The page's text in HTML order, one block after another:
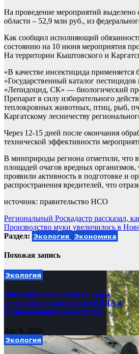
На проведение мероприятий выделено
области – 52,9 млн руб., из
Как сообщил исполняющий
состоянию на 10 июня мероприятия
На территории Кыштовского и
«В качестве инсектицида
«Государственный каталог
«Лепидоцид, СК» — биологический
Препарат в силу избирательного
теплокровных животных, птиц, рыб,
Каргатскому лесничеству
Через 12-15 дней после окончания
технической эффективности
В минприроды региона отметили, что
площадей очагов вредных организмов,
проявили активность в подготовке и
распространения вредителей, что
источник: правительство НСО
Навигация
по
Региональный Роскадастр рассказал,
Производство муки увеличилось в
Раздел: Экология Экономика
Похожая запись
Экология
Новосибирская область стала
лидером по применению БПЛА в
природоохранном контроле
Авг 6, 2026
Экология